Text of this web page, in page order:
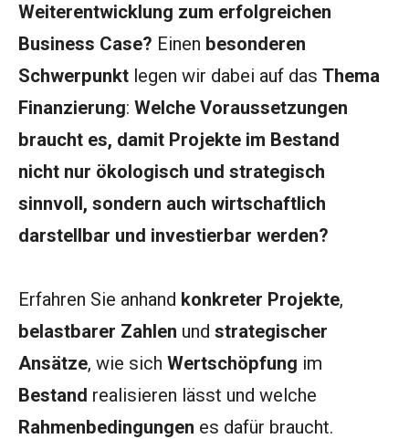
Weiterentwicklung zum erfolgreichen
Business Case? Einen besonderen
Schwerpunkt legen wir dabei auf das Thema
Finanzierung: Welche Voraussetzungen
braucht es, damit Projekte im Bestand
nicht nur ökologisch und strategisch
sinnvoll, sondern auch wirtschaftlich
darstellbar und investierbar werden?
Erfahren Sie anhand konkreter Projekte,
belastbarer Zahlen und strategischer
Ansätze, wie sich Wertschöpfung im
Bestand realisieren lässt und welche
Rahmenbedingungen es dafür braucht.